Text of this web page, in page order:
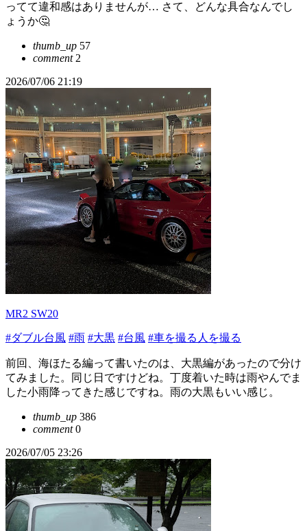
ってて違和感はありませんが… さて、どんな具合なんでし
ょうか🤔
thumb_up 57
comment2
2026/07/06 21:19
MR2 SW20
#ダブル台風 #雨 #大黒 #台風 #車を撮る人を撮る
前回、海ほたる編って書いたのは、大黒編があったので分け
てみました。同じ日ですけどね。丁度着いた時は雨やんでま
した小雨降ってきた感じですね。雨の大黒もいい感じ。
thumb_up 386
comment0
2026/07/05 23:26